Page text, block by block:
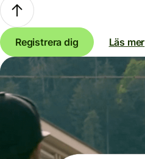
Registrera dig Läs mer